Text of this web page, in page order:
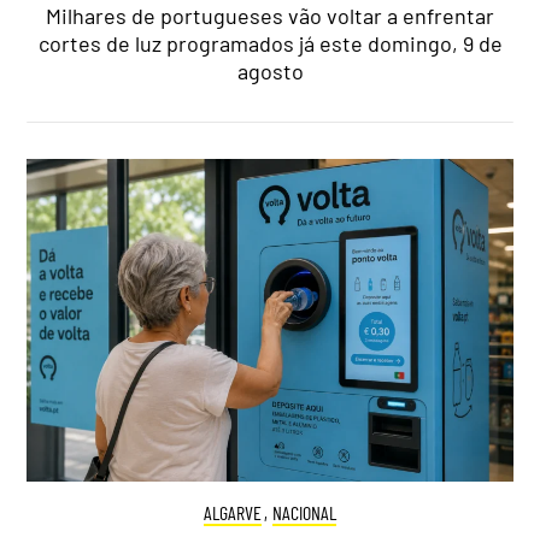
Milhares de portugueses vão voltar a enfrentar
cortes de luz programados já este domingo, 9 de
agosto
ALGARVE, NACIONAL